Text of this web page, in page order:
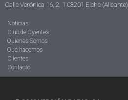
Calle Verónica 16, 2, 1 03201 Elche (Alicante)
Noticias
Club de Oyentes
Quienes Somos
Qué hacemos
Clientes
Contacto